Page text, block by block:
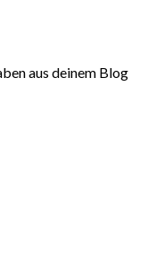
aus deinem Blog